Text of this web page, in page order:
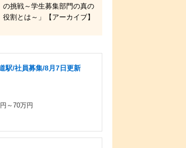
の挑戦～学生募集部門の真の
役割とは～」【アーカイブ】
駅/社員募集/8月7日更新
～70万円